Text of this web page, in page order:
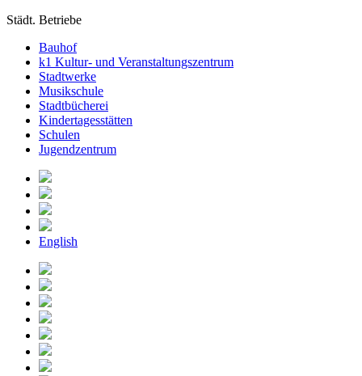
Städt. Betriebe
Bauhof
k1 Kultur- und Veranstaltungszentrum
Stadtwerke
Musikschule
Stadtbücherei
Kindertagesstätten
Schulen
Jugendzentrum
English